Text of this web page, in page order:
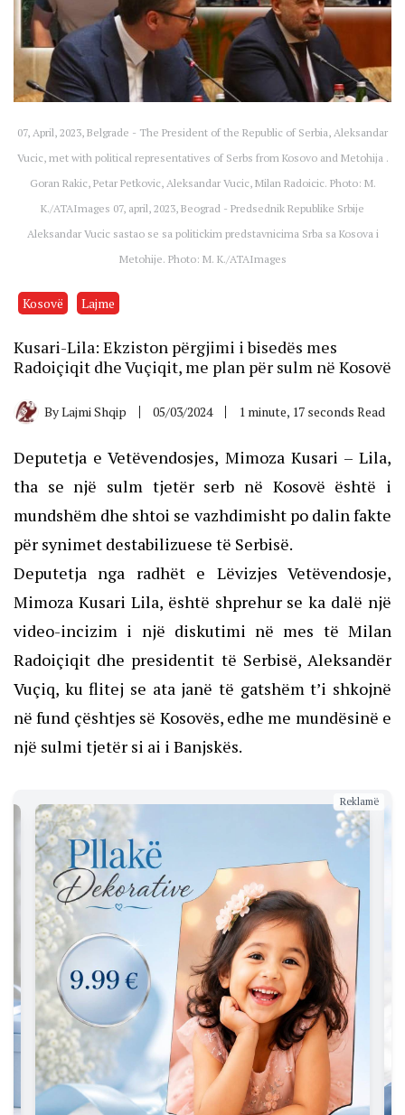
07, April, 2023, Belgrade - The President of the Republic of Serbia, Aleksandar
Vucic, met with political representatives of Serbs from Kosovo and Metohija .
Goran Rakic, Petar Petkovic, Aleksandar Vucic, Milan Radoicic. Photo: M.
K./ATAImages 07, april, 2023, Beograd - Predsednik Republike Srbije
Aleksandar Vucic sastao se sa politickim predstavnicima Srba sa Kosova i
Metohije. Photo: M. K./ATAImages
Kosovë Lajme
Kusari-Lila: Ekziston përgjimi i bisedës mes
Radoiçiqit dhe Vuçiqit, me plan për sulm në Kosovë
ByLajmi Shqip 05/03/2024 1 minute, 17 seconds Read
Deputetja e Vetëvendosjes, Mimoza Kusari – Lila,
tha se një sulm tjetër serb në Kosovë është i
mundshëm dhe shtoi se vazhdimisht po dalin fakte
për synimet destabilizuese të Serbisë.
Deputetja nga radhët e Lëvizjes Vetëvendosje,
Mimoza Kusari Lila, është shprehur se ka dalë një
video-incizim i një diskutimi në mes të Milan
Radoiçiqit dhe presidentit të Serbisë, Aleksandër
Vuçiq, ku flitej se ata janë të gatshëm t’i shkojnë
në fund çështjes së Kosovës, edhe me mundësinë e
një sulmi tjetër si ai i Banjskës.
Reklamë